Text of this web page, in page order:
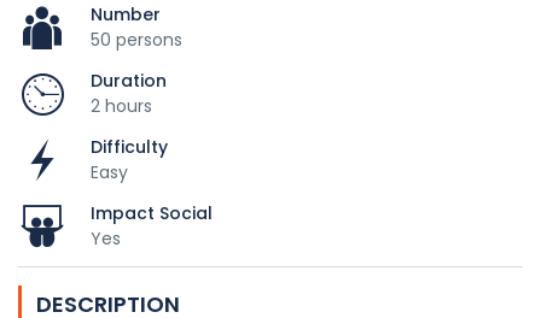
Number
50 persons
Duration
2 hours
Difficulty
Easy
Impact Social
Yes
DESCRIPTION